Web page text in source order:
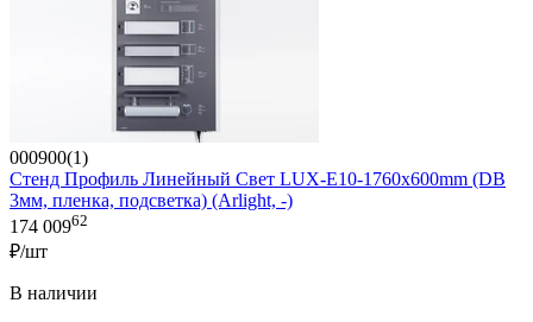
000900(1)
Стенд Профиль Линейный Свет LUX-E10-1760x600mm (DB
3мм, пленка, подсветка) (Arlight, -)
174 00962
₽/шт
В наличии